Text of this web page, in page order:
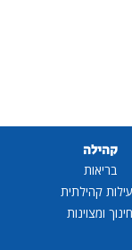
קהילה
בריאות
קהילתית
חינוך ומצוינות